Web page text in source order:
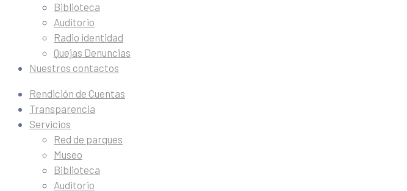
Biblioteca
Auditorio
Radio identidad
Quejas Denuncias
Nuestros contactos
Rendición de Cuentas
Transparencia
Servicios
Red de parques
Museo
Biblioteca
Auditorio